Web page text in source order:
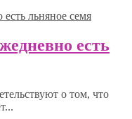
есть
о том, что